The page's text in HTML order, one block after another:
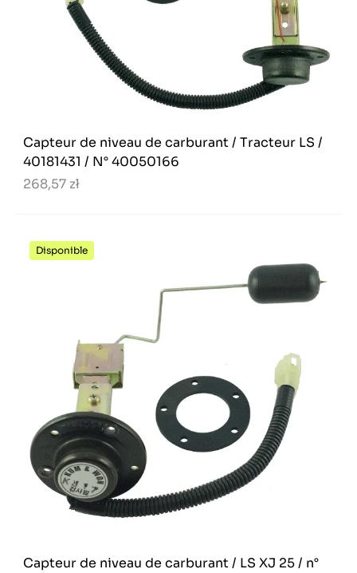
Capteur de niveau de carburant / Tracteur LS /
40181431 / N° 40050166
268,57 zł
Disponible
Capteur de niveau de carburant / LS XJ 25 / n°